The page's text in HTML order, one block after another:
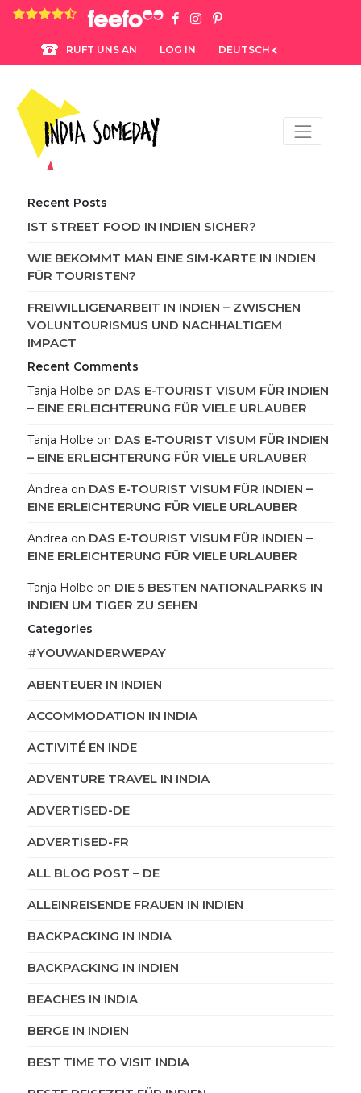
4.8 rating based on 1,234 ratings
RUFT UNS AN LOG IN DEUTSCH
Recent Posts
IST STREET FOOD IN INDIEN SICHER?
WIE BEKOMMT MAN EINE SIM-KARTE IN INDIEN
FÜR TOURISTEN?
FREIWILLIGENARBEIT IN INDIEN – ZWISCHEN
VOLUNTOURISMUS UND NACHHALTIGEM
IMPACT
Recent Comments
Tanja Holbe on DAS E-TOURIST VISUM FÜR INDIEN
– EINE ERLEICHTERUNG FÜR VIELE URLAUBER
Tanja Holbe on DAS E-TOURIST VISUM FÜR INDIEN
– EINE ERLEICHTERUNG FÜR VIELE URLAUBER
Andrea on DAS E-TOURIST VISUM FÜR INDIEN –
EINE ERLEICHTERUNG FÜR VIELE URLAUBER
Andrea on DAS E-TOURIST VISUM FÜR INDIEN –
EINE ERLEICHTERUNG FÜR VIELE URLAUBER
Tanja Holbe on DIE 5 BESTEN NATIONALPARKS IN
INDIEN UM TIGER ZU SEHEN
Categories
#YOUWANDERWEPAY
ABENTEUER IN INDIEN
ACCOMMODATION IN INDIA
ACTIVITÉ EN INDE
ADVENTURE TRAVEL IN INDIA
ADVERTISED-DE
ADVERTISED-FR
ALL BLOG POST – DE
ALLEINREISENDE FRAUEN IN INDIEN
BACKPACKING IN INDIA
BACKPACKING IN INDIEN
BEACHES IN INDIA
BERGE IN INDIEN
BEST TIME TO VISIT INDIA